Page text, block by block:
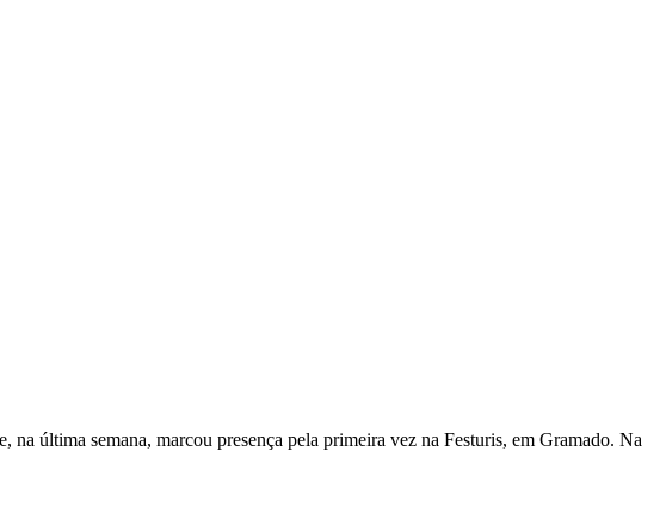
última semana, marcou presença pela primeira vez na Festuris, em Gramado. Na